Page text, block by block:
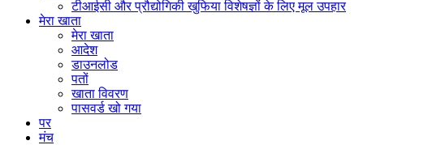
टीआईसी और प्रौद्योगिकी खुफिया विशेषज्ञों के लिए मूल उपहार
मेरा खाता
मेरा खाता
आदेश
डाउनलोड
पतों
खाता विवरण
पासवर्ड खो गया
पर
मंच